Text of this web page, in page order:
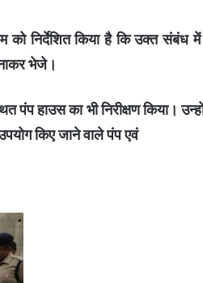
निर्देशित किया है कि उक्त संबंध
भेजे।
पंप हाउस का भी निरीक्षण किया।
किए जाने वाले पंप एवं